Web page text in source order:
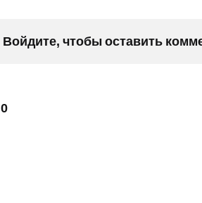
Войдите, чтобы оставить
0